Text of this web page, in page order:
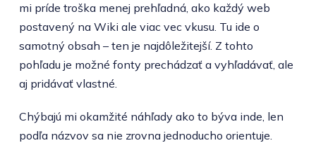
mi príde troška menej prehľadná, ako každý web
postavený na Wiki ale viac vec vkusu. Tu ide o
samotný obsah – ten je najdôležitejší. Z tohto
pohľadu je možné fonty prechádzať a vyhľadávať, ale
aj pridávať vlastné.
Chýbajú mi okamžité náhľady ako to býva inde, len
podľa názvov sa nie zrovna jednoducho orientuje.